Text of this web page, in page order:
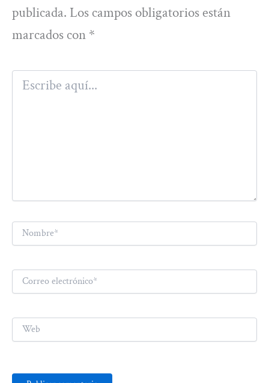
publicada. Los campos obligatorios están
marcados con *
Escribe
aquí...
Nombre*
Correo
electrónico*
Web